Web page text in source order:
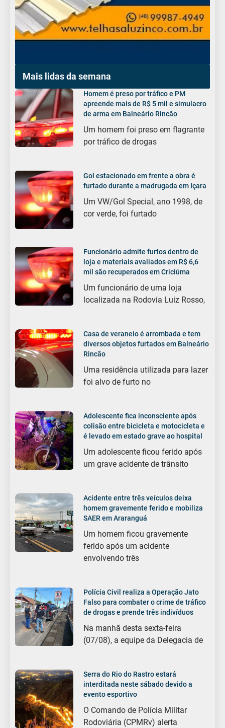
Mais lidas da semana
Homem é preso por tráfico e PM
apreende mais de R$ 5 mil e simulacro
de arma em Balneário Rincão
Um homem foi preso em flagrante
por tráfico de drogas
Gol estacionado em frente a obra é
furtado durante a madrugada em Içara
Um VW/Gol Special, ano 1998, de
cor verde, foi furtado
Funcionário admite furtos dentro de
loja e materiais avaliados em R$ 6,6
mil são recuperados em Criciúma
Um funcionário de uma loja
localizada na Rodovia Luiz Rosso,
Casa de veraneio é arrombada e tem
diversos objetos furtados em Balneário
Rincão
Uma residência utilizada para lazer
foi alvo de furto no
Adolescente fica inconsciente após
colisão entre bicicleta e motocicleta e
é levado em estado grave ao hospital
Um adolescente ficou ferido após
um grave acidente de trânsito
Acidente entre três veículos deixa
homem gravemente ferido e mobiliza
SAER em Araranguá
Um homem ficou gravemente
ferido após um acidente
envolvendo três
Polícia Civil realiza a Operação Jato
Falso para combater o crime de tráfico
de drogas e prende três indivíduos
Na manhã desta sexta-feira
(07/08), a equipe da Delegacia de
Serra do Rio do Rastro estará
interditada neste sábado devido a
evento esportivo
O Comando de Polícia Militar
Rodoviária (CPMRv) alerta